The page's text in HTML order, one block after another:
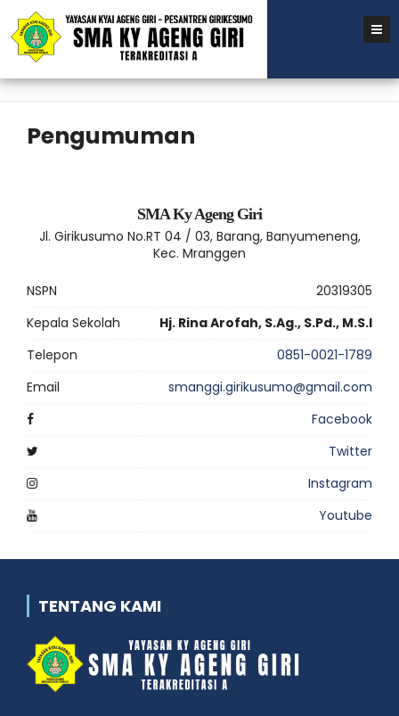
Pengumuman
SMA Ky Ageng Giri
Jl. Girikusumo No.RT 04 / 03, Barang, Banyumeneng,
Kec. Mranggen
NSPN
20319305
Kepala Sekolah
Hj. Rina Arofah, S.Ag., S.Pd., M.S.I
Telepon
0851-0021-1789
Email
smanggi.girikusumo@gmail.com
Facebook
Twitter
Instagram
Youtube
TENTANG KAMI